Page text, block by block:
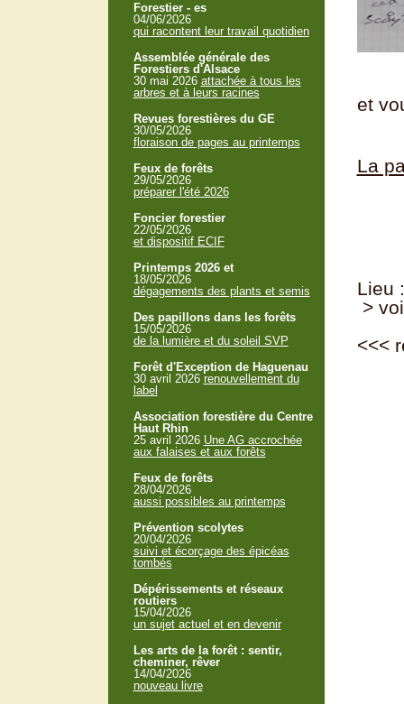
et
La
Lieu
>
<<<
Forestier - es
04/06/2026
qui racontent leur travail quotidien
Assemblée générale des
Forestiers d'Alsace
30 mai 2026 attachée à tous les
arbres et à leurs racines
Revues forestières du GE
30/05/2026
floraison de pages au printemps
Feux de forêts
29/05/2026
préparer l'été 2026
Foncier forestier
22/05/2026
et dispositif ECIF
Printemps 2026 et
18/05/2026
dégagements des plants et semis
Des papillons dans les forêts
15/05/2026
de la lumière et du soleil SVP
Forêt d'Exception de Haguenau
30 avril 2026 renouvellement du
label
Association forestière du Centre
Haut Rhin
25 avril 2026 Une AG accrochée
aux falaises et aux forêts
Feux de forêts
28/04/2026
aussi possibles au printemps
Prévention scolytes
20/04/2026
suivi et écorçage des épicéas
tombés
Dépérissements et réseaux
routiers
15/04/2026
un sujet actuel et en devenir
Les arts de la forêt : sentir,
cheminer, rêver
14/04/2026
nouveau livre